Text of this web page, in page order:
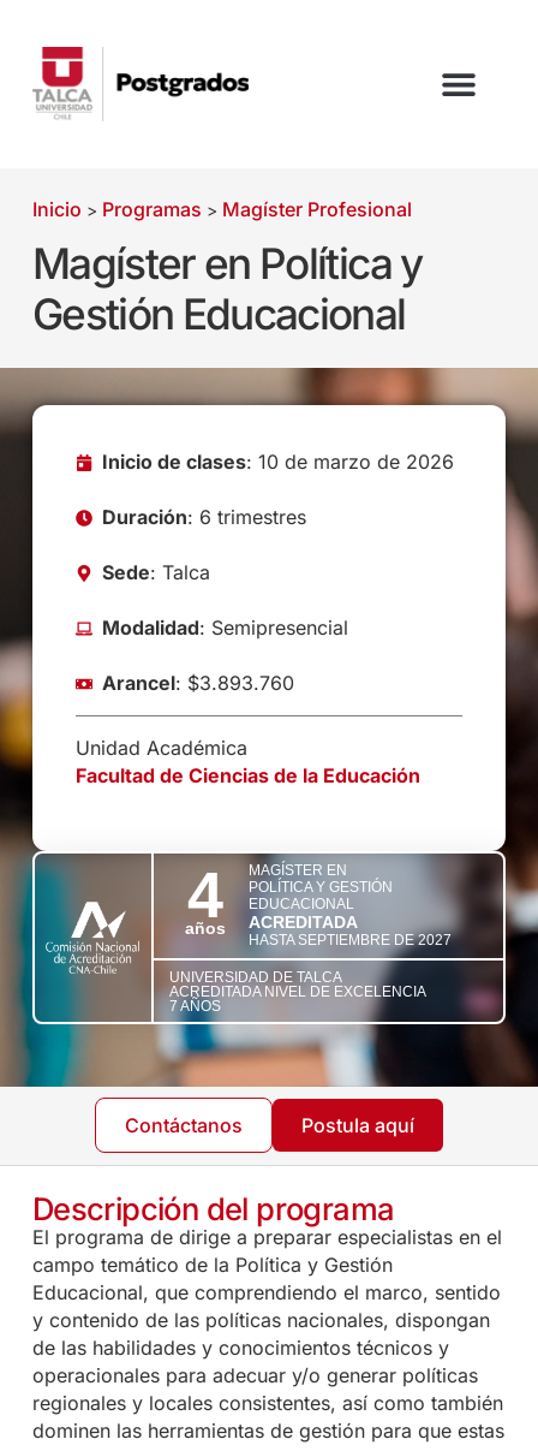
Inicio > Programas > Magíster Profesional
Magíster en Política y
Gestión Educacional
Inicio de clases: 10 de marzo de 2026
Duración: 6 trimestres
Sede: Talca
Modalidad: Semipresencial
Arancel: $3.893.760
Unidad Académica
Facultad de Ciencias de la Educación
4
años
MAGÍSTER EN
POLÍTICA Y GESTIÓN
EDUCACIONAL
ACREDITADA
HASTA SEPTIEMBRE DE 2027
UNIVERSIDAD DE TALCA
ACREDITADA NIVEL DE EXCELENCIA
7 AÑOS
Contáctanos Postula aquí
Descripción del programa
El programa de dirige a preparar especialistas en el
campo temático de la Política y Gestión
Educacional, que comprendiendo el marco, sentido
y contenido de las políticas nacionales, dispongan
de las habilidades y conocimientos técnicos y
operacionales para adecuar y/o generar políticas
regionales y locales consistentes, así como también
dominen las herramientas de gestión para que estas